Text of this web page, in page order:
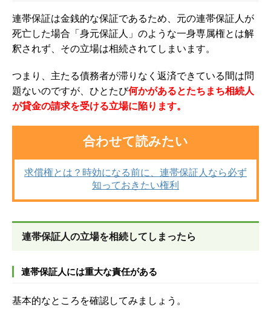
連帯保証は金銭的な保証であるため、元の連帯保証人が
死亡した場合「身元保証人」のような一身専属権とは解
釈されず、その立場は相続されてしまいます。
つまり、主たる債務者が滞りなく返済できている間は問
題ないのですが、ひとたび何かがあるとたちまち相続人
が貸金の請求を受ける立場に陥ります。
合わせて読みたい
求償権とは？時効になる前に、連帯保証人なら必ず
知っておきたい権利
連帯保証人の立場を相続してしまったら
連帯保証人には重大な責任がある
基本的なところを確認してみましょう。